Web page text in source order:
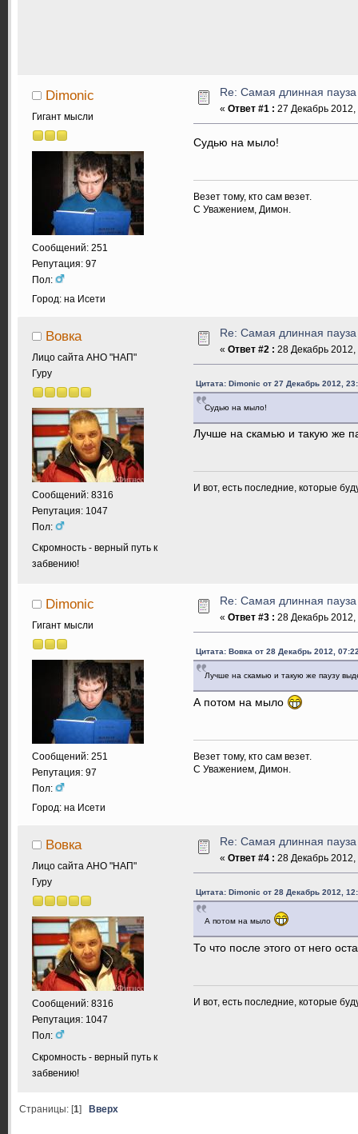
Dimonic
Гигант мысли
Сообщений: 251
Репутация: 97
Пол:
Город: на Исети
Re: Самая длинная
« Ответ #1 : 27 Декабрь
Судью на мыло!
Везет тому, кто сам везет.
С Уважением, Димон.
Вовка
Лицо сайта АНО "НАП"
Гуру
Сообщений: 8316
Репутация: 1047
Пол:
Скромность - верный путь к
забвению!
Re: Самая длинная
« Ответ #2 : 28 Декабрь
Цитата: Dimonic от 27 Декабрь 2012,
Судью на мыло!
Лучше на скамью и такую же
И вот, есть последние, которые
Dimonic
Гигант мысли
Сообщений: 251
Репутация: 97
Пол:
Город: на Исети
Re: Самая длинная
« Ответ #3 : 28 Декабрь
Цитата: Вовка от 28 Декабрь 2012,
Лучше на скамью и такую же паузу
А потом на мыло
Везет тому, кто сам везет.
С Уважением, Димон.
Вовка
Лицо сайта АНО "НАП"
Гуру
Сообщений: 8316
Репутация: 1047
Пол:
Скромность - верный путь к
забвению!
Re: Самая длинная
« Ответ #4 : 28 Декабрь
Цитата: Dimonic от 28 Декабрь 2012,
А потом на мыло
То что после этого от него
И вот, есть последние, которые
Страницы: [1] Вверх